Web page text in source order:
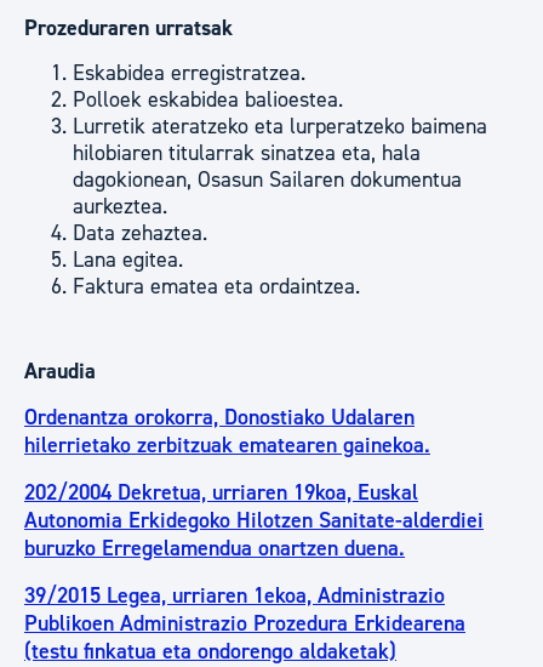
Prozeduraren urratsak
Eskabidea erregistratzea.
Polloek eskabidea balioestea.
Lurretik ateratzeko eta lurperatzeko baimena
hilobiaren titularrak sinatzea eta, hala
dagokionean, Osasun Sailaren dokumentua
aurkeztea.
Data zehaztea.
Lana egitea.
Faktura ematea eta ordaintzea.
Araudia
Ordenantza orokorra, Donostiako Udalaren
hilerrietako zerbitzuak ematearen gainekoa.
202/2004 Dekretua, urriaren 19koa, Euskal
Autonomia Erkidegoko Hilotzen Sanitate-alderdiei
buruzko Erregelamendua onartzen duena.
39/2015 Legea, urriaren 1ekoa, Administrazio
Publikoen Administrazio Prozedura Erkidearena
(testu finkatua eta ondorengo aldaketak)